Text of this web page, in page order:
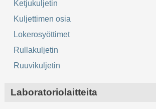
Ketjukuljetin
Kuljettimen osia
Lokerosyöttimet
Rullakuljetin
Ruuvikuljetin
Laboratoriolaitteita